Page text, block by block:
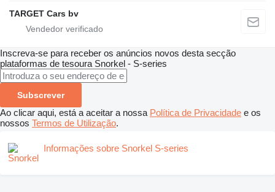
TARGET Cars bv
Inscreva-se para receber os anúncios novos desta secção
plataformas de tesoura Snorkel - S-series
Subscrever
Ao clicar aqui, está a aceitar a nossa Política de Privacidade e os
nossos Termos de Utilização.
Informações sobre Snorkel S-series